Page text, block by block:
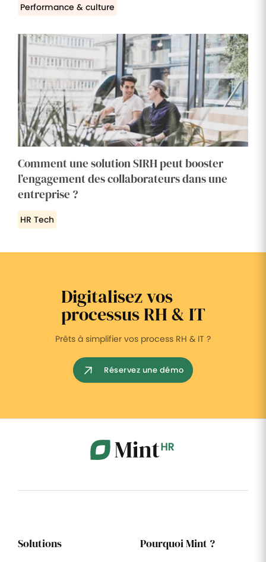
Performance & culture
Comment une solution SIRH peut booster
l’engagement des collaborateurs dans une
entreprise ?
HR Tech
Digitalisez vos
processus RH & IT
Prêts à simplifier vos process RH & IT ?
Réservez une démo
Solutions Pourquoi Mint ?